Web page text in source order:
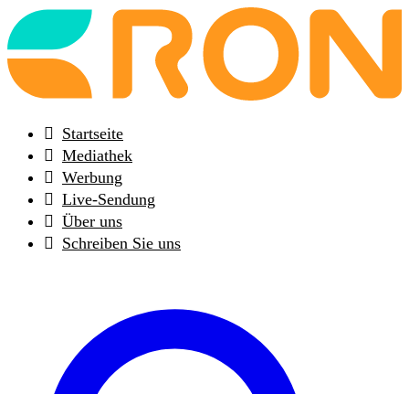
Back
to
frontpage
Startseite
Mediathek
Werbung
Live-Sendung
Über uns
Schreiben Sie uns